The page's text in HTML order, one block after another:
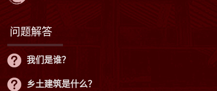
问题解答
我们是谁？
乡土建筑是什么？